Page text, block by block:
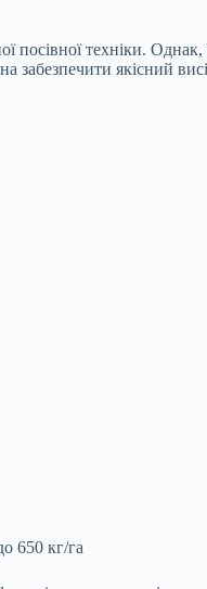
посівної техніки.
якісний
650 кг/га